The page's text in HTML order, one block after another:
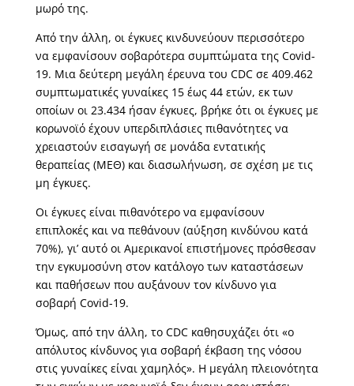
μωρό της.
Από την άλλη, οι έγκυες κινδυνεύουν περισσότερο
να εμφανίσουν σοβαρότερα συμπτώματα της Covid-
19. Μια δεύτερη μεγάλη έρευνα του CDC σε 409.462
συμπτωματικές γυναίκες 15 έως 44 ετών, εκ των
οποίων οι 23.434 ήσαν έγκυες, βρήκε ότι οι έγκυες με
κορωνοϊό έχουν υπερδιπλάσιες πιθανότητες να
χρειαστούν εισαγωγή σε μονάδα εντατικής
θεραπείας (ΜΕΘ) και διασωλήνωση, σε σχέση με τις
μη έγκυες.
Οι έγκυες είναι πιθανότερο να εμφανίσουν
επιπλοκές και να πεθάνουν (αύξηση κινδύνου κατά
70%), γι’ αυτό οι Αμερικανοί επιστήμονες πρόσθεσαν
την εγκυμοσύνη στον κατάλογο των καταστάσεων
και παθήσεων που αυξάνουν τον κίνδυνο για
σοβαρή Covid-19.
Όμως, από την άλλη, το CDC καθησυχάζει ότι «ο
απόλυτος κίνδυνος για σοβαρή έκβαση της νόσου
στις γυναίκες είναι χαμηλός». Η μεγάλη πλειονότητα